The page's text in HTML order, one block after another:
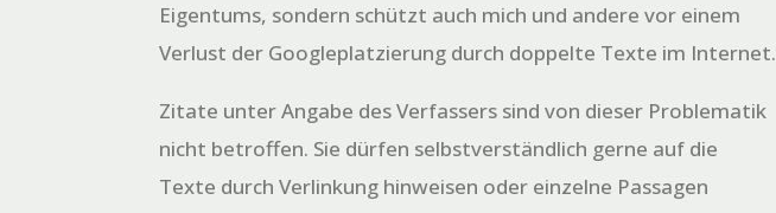
Eigentums, sondern schützt auch mich und andere vor einem
Verlust der Googleplatzierung durch doppelte Texte im Internet.
Zitate unter Angabe des Verfassers sind von dieser Problematik
nicht betroffen. Sie dürfen selbstverständlich gerne auf die
Texte durch Verlinkung hinweisen oder einzelne Passagen